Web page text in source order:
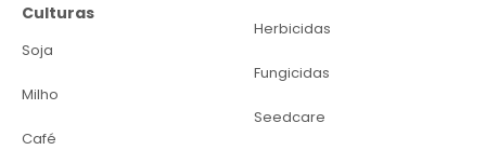
Culturas
Soja
Milho
Café
Herbicidas
Fungicidas
Seedcare